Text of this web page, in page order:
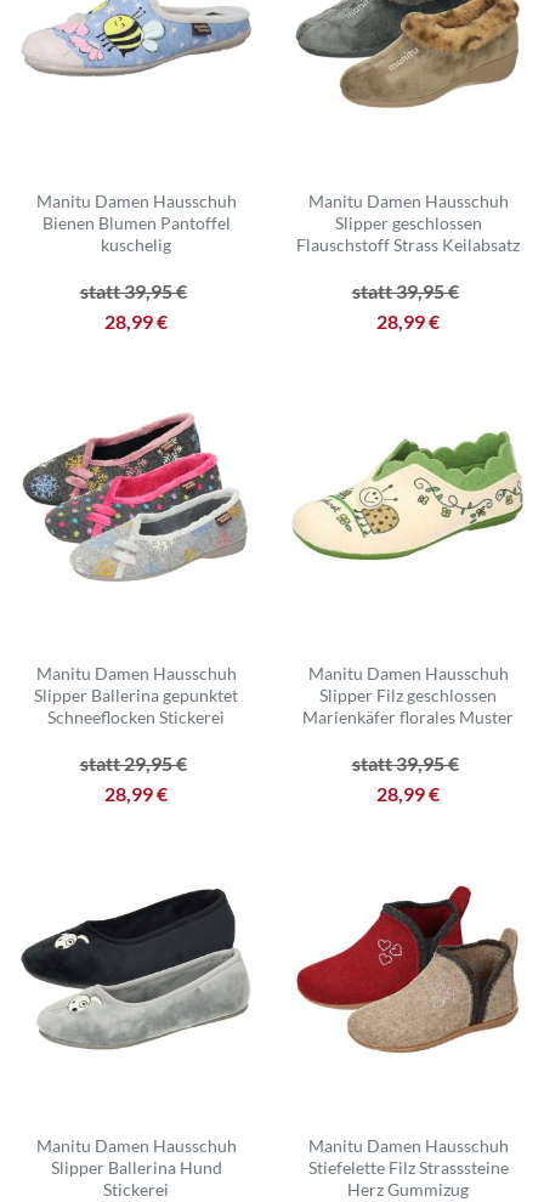
Manitu Damen Hausschuh
Bienen Blumen Pantoffel
kuschelig
statt 39,95 €
28,99 €
Manitu Damen Hausschuh
Slipper geschlossen
Flauschstoff Strass Keilabsatz
statt 39,95 €
28,99 €
Manitu Damen Hausschuh
Slipper Ballerina gepunktet
Schneeflocken Stickerei
statt 29,95 €
28,99 €
Manitu Damen Hausschuh
Slipper Filz geschlossen
Marienkäfer florales Muster
statt 39,95 €
28,99 €
Manitu Damen Hausschuh
Slipper Ballerina Hund
Stickerei
Manitu Damen Hausschuh
Stiefelette Filz Strasssteine
Herz Gummizug